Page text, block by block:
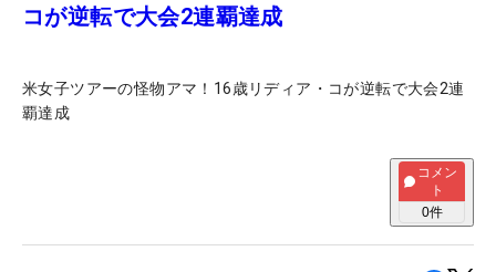
コが逆転で大会2連覇達成
米女子ツアーの怪物アマ！16歳リディア・コが逆転で大会2連
覇達成
コメン
ト
0件